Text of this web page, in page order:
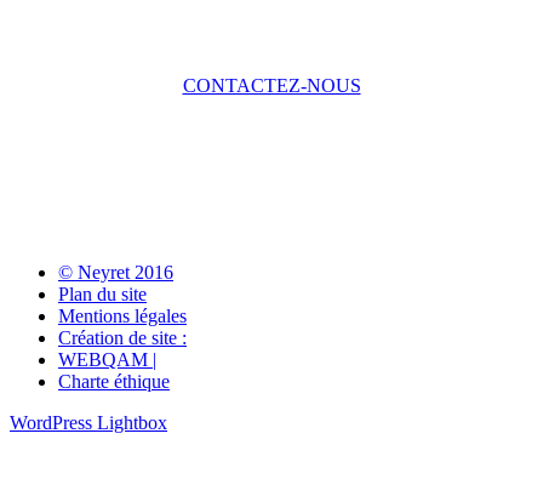
CONTACTEZ-NOUS
© Neyret 2016
Plan du site
Mentions légales
Création de site :
WEBQAM |
Charte éthique
WordPress Lightbox